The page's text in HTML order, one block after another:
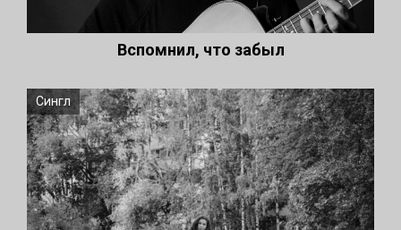
Вспомнил, что забыл
Сингл